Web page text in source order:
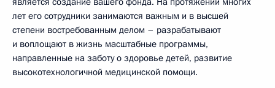
лет его сотрудники занимаются важным и в высшей
степени востребованным делом – разрабатывают
и воплощают в жизнь масштабные программы,
направленные на заботу о здоровье детей, развитие
высокотехнологичной медицинской помощи.